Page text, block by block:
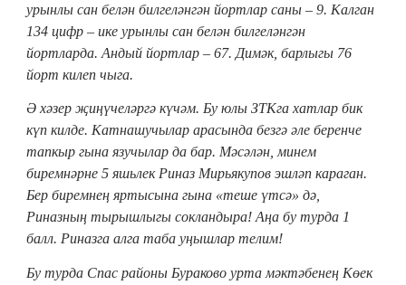
урынлы сан белән билгеләнгән йортлар саны – 9. Калган
134 цифр – ике урынлы сан белән билгеләнгән
йортларда. Андый йортлар – 67. Димәк, барлыгы 76
йорт килеп чыга.
Ә хәзер җиңүчеләргә күчәм. Бу юлы ЗТКга хатлар бик
күп килде. Катнашучылар арасында безгә әле беренче
тапкыр гына язучылар да бар. Мәсәлән, минем
биремнәрне 5 яшьлек Риназ Мирьякупов эшләп караган.
Бер биремнең яртысына гына «теше үтсә» дә,
Риназның тырышлыгы сокландыра! Аңа бу турда 1
балл. Риназга алга таба уңышлар телим!
Бу турда Спас районы Бураково урта мәктәбенең Көек